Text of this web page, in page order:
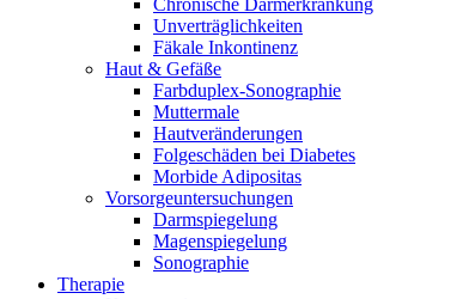
Chronische Darmerkrankung
Unverträglichkeiten
Fäkale Inkontinenz
Haut & Gefäße
Farbduplex-Sonographie
Muttermale
Hautveränderungen
Folgeschäden bei Diabetes
Morbide Adipositas
Vorsorgeuntersuchungen
Darmspiegelung
Magenspiegelung
Sonographie
Therapie